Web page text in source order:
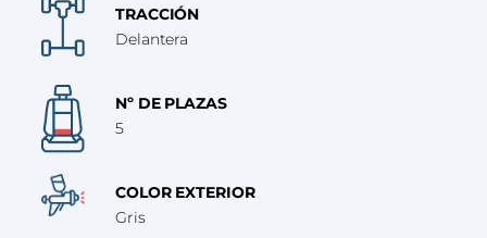
TRACCIÓN
Delantera
Nº DE PLAZAS
5
COLOR EXTERIOR
Gris